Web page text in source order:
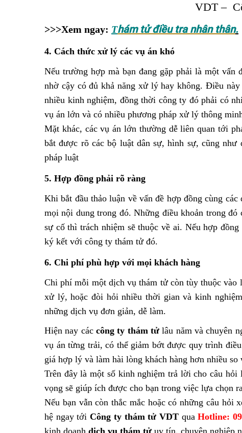
VDT –
>>>Xem ngay: Thám tử điều tra nhân thân.
4. Cách thức xử lý các vụ án khó
Nếu trường hợp mà bạn đang gặp phải là một
nhờ cậy có đủ khả năng xử lý hay không. Điều
nhiều kinh nghiệm, đồng thời công ty đó phải có
vụ án lớn và có nhiều phương pháp xử lý thông
Mặt khác, các vụ án lớn thường dễ liên quan tới
bắt được rõ các bộ luật dân sự, hình sự, cũng
pháp luật
5. Hợp đồng phải rõ ràng
Khi bắt đầu thảo luận về vấn đề hợp đồng cùng
mọi nội dung trong đó. Những điều khoản trong
sự cố thì trách nhiệm sẽ thuộc về ai. Nếu hợp
ký kết với công ty thám tử đó.
6. Chi phí phù hợp với mọi khách hàng
Chi phí mỗi một dịch vụ thám tử còn tùy thuộc
xử lý, hoặc đòi hỏi nhiều thời gian và kinh
những dịch vụ đơn giản, dễ làm.
Hiện nay cáccông ty thám tử lâu năm và chuyên
vụ án từng trải, có thể giảm bớt được quy trình
giá hợp lý và làm hài lòng khách hàng hơn nhiều
Trên đây là một số kinh nghiệm trả lời cho câu hỏi
vọng sẽ giúp ích được cho bạn trong việc lựa chọn
Nếu bạn vẫn còn thắc mắc hoặc có những câu
hệ ngay tớiCông ty thám tử VDT quaHotline: